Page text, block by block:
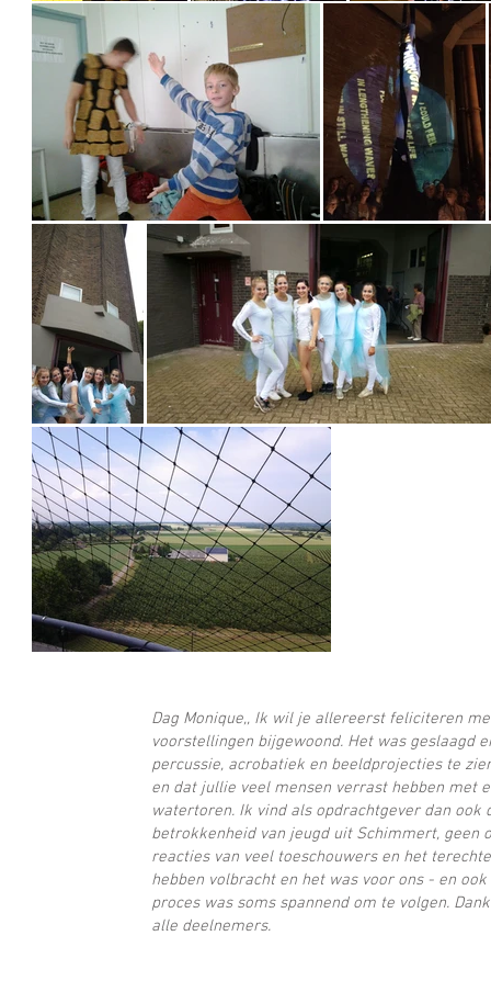
Dag Monique,, Ik wil je allereerst feliciteren
voorstellingen bijgewoond. Het was geslaagd
percussie, acrobatiek en beeldprojecties te
en dat jullie veel mensen verrast hebben met
watertoren. Ik vind als opdrachtgever dan
betrokkenheid van jeugd uit Schimmert, geen
reacties van veel toeschouwers en het
hebben volbracht en het was voor ons - en
proces was soms spannend om te volgen.
alle deelnemers.